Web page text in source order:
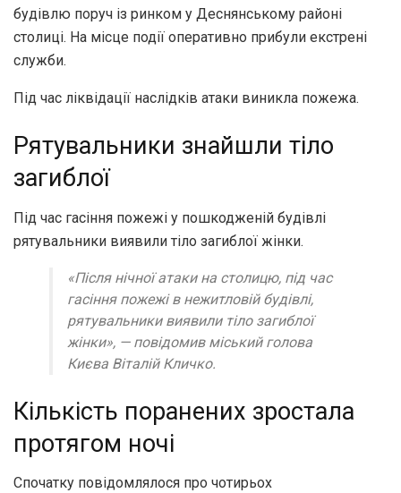
будівлю поруч із ринком у Деснянському районі
столиці. На місце події оперативно прибули екстрені
служби.
Під час ліквідації наслідків атаки виникла пожежа.
Рятувальники знайшли тіло
загиблої
Під час гасіння пожежі у пошкодженій будівлі
рятувальники виявили тіло загиблої жінки.
«Після нічної атаки на столицю, під час
гасіння пожежі в нежитловій будівлі,
рятувальники виявили тіло загиблої
жінки», — повідомив міський голова
Києва Віталій Кличко.
Кількість поранених зростала
протягом ночі
Спочатку повідомлялося про чотирьох